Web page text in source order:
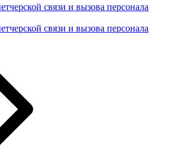
связи и вызова персонала
связи и вызова персонала